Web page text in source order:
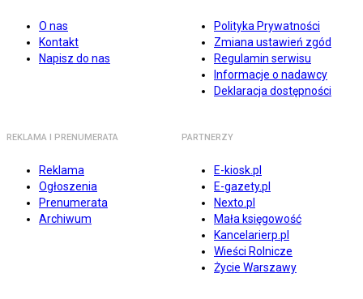
O nas
Kontakt
Napisz do nas
Polityka Prywatności
Zmiana ustawień zgód
Regulamin serwisu
Informacje o nadawcy
Deklaracja dostępności
REKLAMA I PRENUMERATA
Reklama
Ogłoszenia
Prenumerata
Archiwum
PARTNERZY
E-kiosk.pl
E-gazety.pl
Nexto.pl
Mała księgowość
Kancelarierp.pl
Wieści Rolnicze
Życie Warszawy